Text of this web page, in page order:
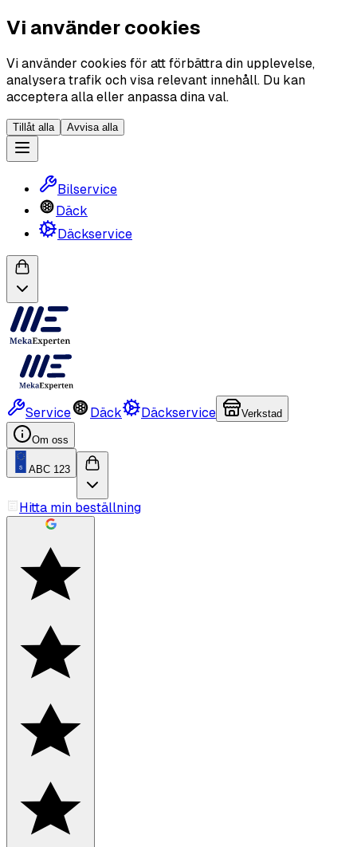
Vi använder cookies
Vi använder cookies för att förbättra din upplevelse,
analysera trafik och visa relevant innehåll. Du kan
acceptera alla eller anpassa dina val.
Tillåt alla Avvisa alla
Bilservice
Däck
Däckservice
Service Däck Däckservice Verkstad
Om oss
ABC 123
Hitta min beställning